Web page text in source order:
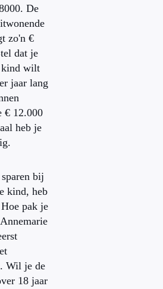
De
zo'n €
dat je
kind wilt
jaar lang
€ 12.000
heb je
bij
kind, heb
pak je
Wil je de
18 jaar